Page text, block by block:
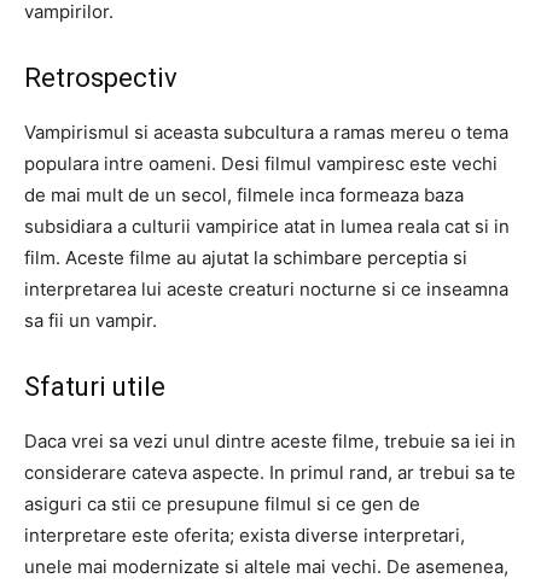
vampirilor.
Retrospectiv
Vampirismul si aceasta subcultura a ramas mereu o tema
populara intre oameni. Desi filmul vampiresc este vechi
de mai mult de un secol, filmele inca formeaza baza
subsidiara a culturii vampirice atat in lumea reala cat si in
film. Aceste filme au ajutat la schimbare perceptia si
interpretarea lui aceste creaturi nocturne si ce inseamna
sa fii un vampir.
Sfaturi utile
Daca vrei sa vezi unul dintre aceste filme, trebuie sa iei in
considerare cateva aspecte. In primul rand, ar trebui sa te
asiguri ca stii ce presupune filmul si ce gen de
interpretare este oferita; exista diverse interpretari,
unele mai modernizate si altele mai vechi. De asemenea,